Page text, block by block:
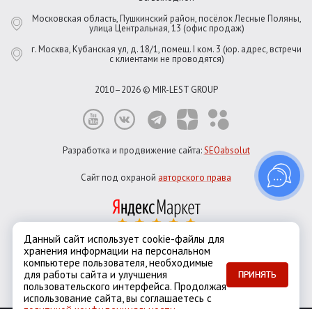
Московская область, Пушкинский район, посёлок Лесные Поляны,
улица Центральная, 13 (офис продаж)
г. Москва, Кубанская ул, д. 18/1, помещ. I ком. 3 (юр. адрес, встречи
с клиентами не проводятся)
2010–2026 © MIR-LEST GROUP
Разработка и продвижение сайта:SEOabsolut
Сайт под охраной авторского права
Город:Москва
ЕкатеринбургКазаньНовосибирскСанкт-Петербург
Данный сайт использует cookie-файлы для
хранения информации на персональном
компьютере пользователя, необходимые
для работы сайта и улучшения
пользовательского интерфейса. Продолжая
использование сайта, вы соглашаетесь с
ПРИНЯТЬ